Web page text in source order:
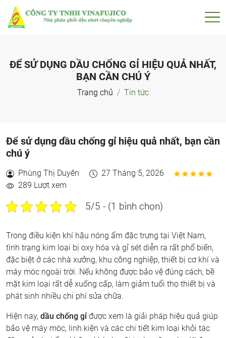
ĐỂ SỬ DỤNG DẦU CHỐNG GỈ HIỆU QUẢ NHẤT,
BẠN CẦN CHÚ Ý
Trang chủ Tin tức
Để sử dụng dầu chống gỉ hiệu quả nhất, bạn cần
chú ý
Phùng Thị Duyên
27 Tháng 5, 2026
289 Lượt xem
5/5 - (1 bình chọn)
Trong điều kiện khí hậu nóng ẩm đặc trưng tại Việt Nam,
tình trạng kim loại bị oxy hóa và gỉ sét diễn ra rất phổ biến,
đặc biệt ở các nhà xưởng, khu công nghiệp, thiết bị cơ khí và
máy móc ngoài trời. Nếu không được bảo vệ đúng cách, bề
mặt kim loại rất dễ xuống cấp, làm giảm tuổi thọ thiết bị và
phát sinh nhiều chi phí sửa chữa.
Hiện nay, dầu chống gỉ được xem là giải pháp hiệu quả giúp
bảo vệ máy móc, linh kiện và các chi tiết kim loại khỏi tác